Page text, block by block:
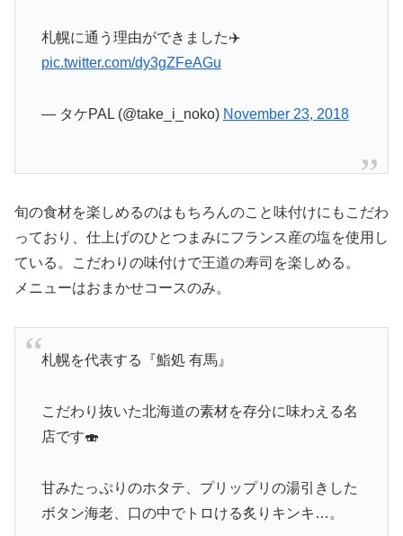
札幌に通う理由ができました✈️
pic.twitter.com/dy3gZFeAGu
— タケPAL (@take_i_noko) November 23, 2018
旬の食材を楽しめるのはもちろんのこと味付けにもこだわ
っており、仕上げのひとつまみにフランス産の塩を使用し
ている。こだわりの味付けで王道の寿司を楽しめる。
メニューはおまかせコースのみ。
札幌を代表する『鮨処 有馬』
こだわり抜いた北海道の素材を存分に味わえる名
店です🍣
甘みたっぷりのホタテ、プリップリの湯引きした
ボタン海老、口の中でトロける炙りキンキ…。